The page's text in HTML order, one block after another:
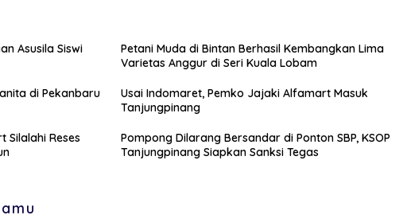
Asusila Siswi
Petani Muda di Bintan Berhasil Kembangkan Lima
Varietas Anggur di Seri Kuala Lobam
di Pekanbaru
Usai Indomaret, Pemko Jajaki Alfamart Masuk
Tanjungpinang
Silalahi Reses
Pompong Dilarang Bersandar di Ponton SBP, KSOP
Tanjungpinang Siapkan Sanksi Tegas